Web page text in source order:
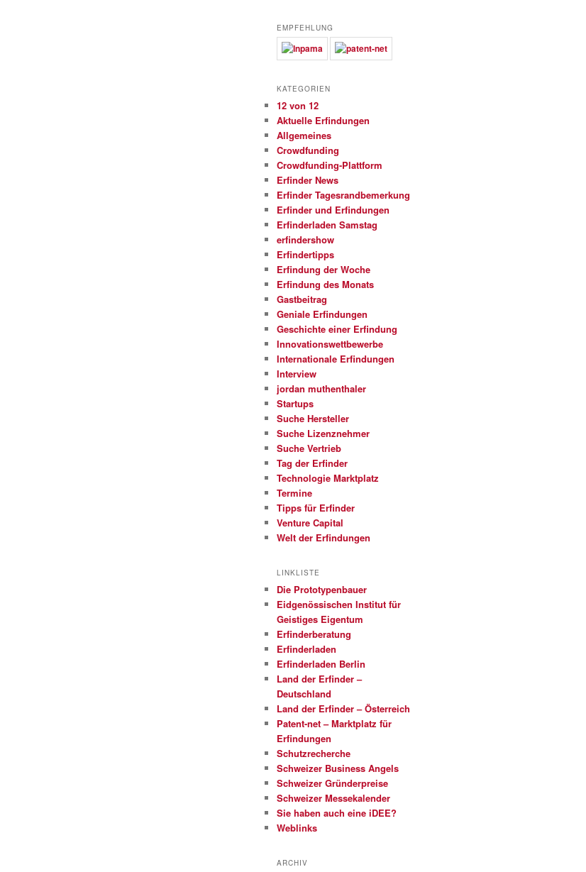
EMPFEHLUNG
KATEGORIEN
12 von 12
Aktuelle Erfindungen
Allgemeines
Crowdfunding
Crowdfunding-Plattform
Erfinder News
Erfinder Tagesrandbemerkung
Erfinder und Erfindungen
Erfinderladen Samstag
erfindershow
Erfindertipps
Erfindung der Woche
Erfindung des Monats
Gastbeitrag
Geniale Erfindungen
Geschichte einer Erfindung
Innovationswettbewerbe
Internationale Erfindungen
Interview
jordan muthenthaler
Startups
Suche Hersteller
Suche Lizenznehmer
Suche Vertrieb
Tag der Erfinder
Technologie Marktplatz
Termine
Tipps für Erfinder
Venture Capital
Welt der Erfindungen
LINKLISTE
Die Prototypenbauer
Eidgenössischen Institut für
Geistiges Eigentum
Erfinderberatung
Erfinderladen
Erfinderladen Berlin
Land der Erfinder –
Deutschland
Land der Erfinder – Österreich
Patent-net – Marktplatz für
Erfindungen
Schutzrecherche
Schweizer Business Angels
Schweizer Gründerpreise
Schweizer Messekalender
Sie haben auch eine iDEE?
Weblinks
ARCHIV